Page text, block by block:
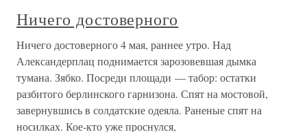
Ничего достоверного
Ничего достоверного 4 мая, раннее утро. Над
Александерплац поднимается зарозовевшая дымка
тумана. Зябко. Посреди площади — табор: остатки
разбитого берлинского гарнизона. Спят на мостовой,
завернувшись в солдатские одеяла. Раненые спят на
носилках. Кое-кто уже проснулся,